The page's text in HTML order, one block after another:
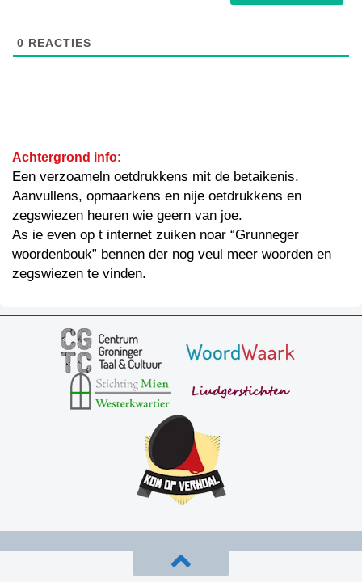
0 REACTIES
Achtergrond info:
Een verzoameln oetdrukkens mit de betaikenis.
Aanvullens, opmaarkens en nije oetdrukkens en
zegswiezen heuren wie geern van joe.
As ie even op t internet zuiken noar “Grunneger
woordenbouk” bennen der nog veul meer woorden en
zegswiezen te vinden.